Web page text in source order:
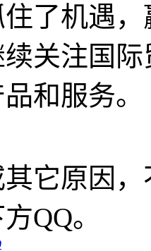
了机遇
关注国
和服务。
它原因
QQ。